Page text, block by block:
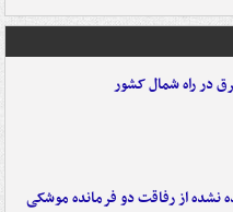
در راه شمال کشور
از رفاقت دو فرمانده‌ موشکی